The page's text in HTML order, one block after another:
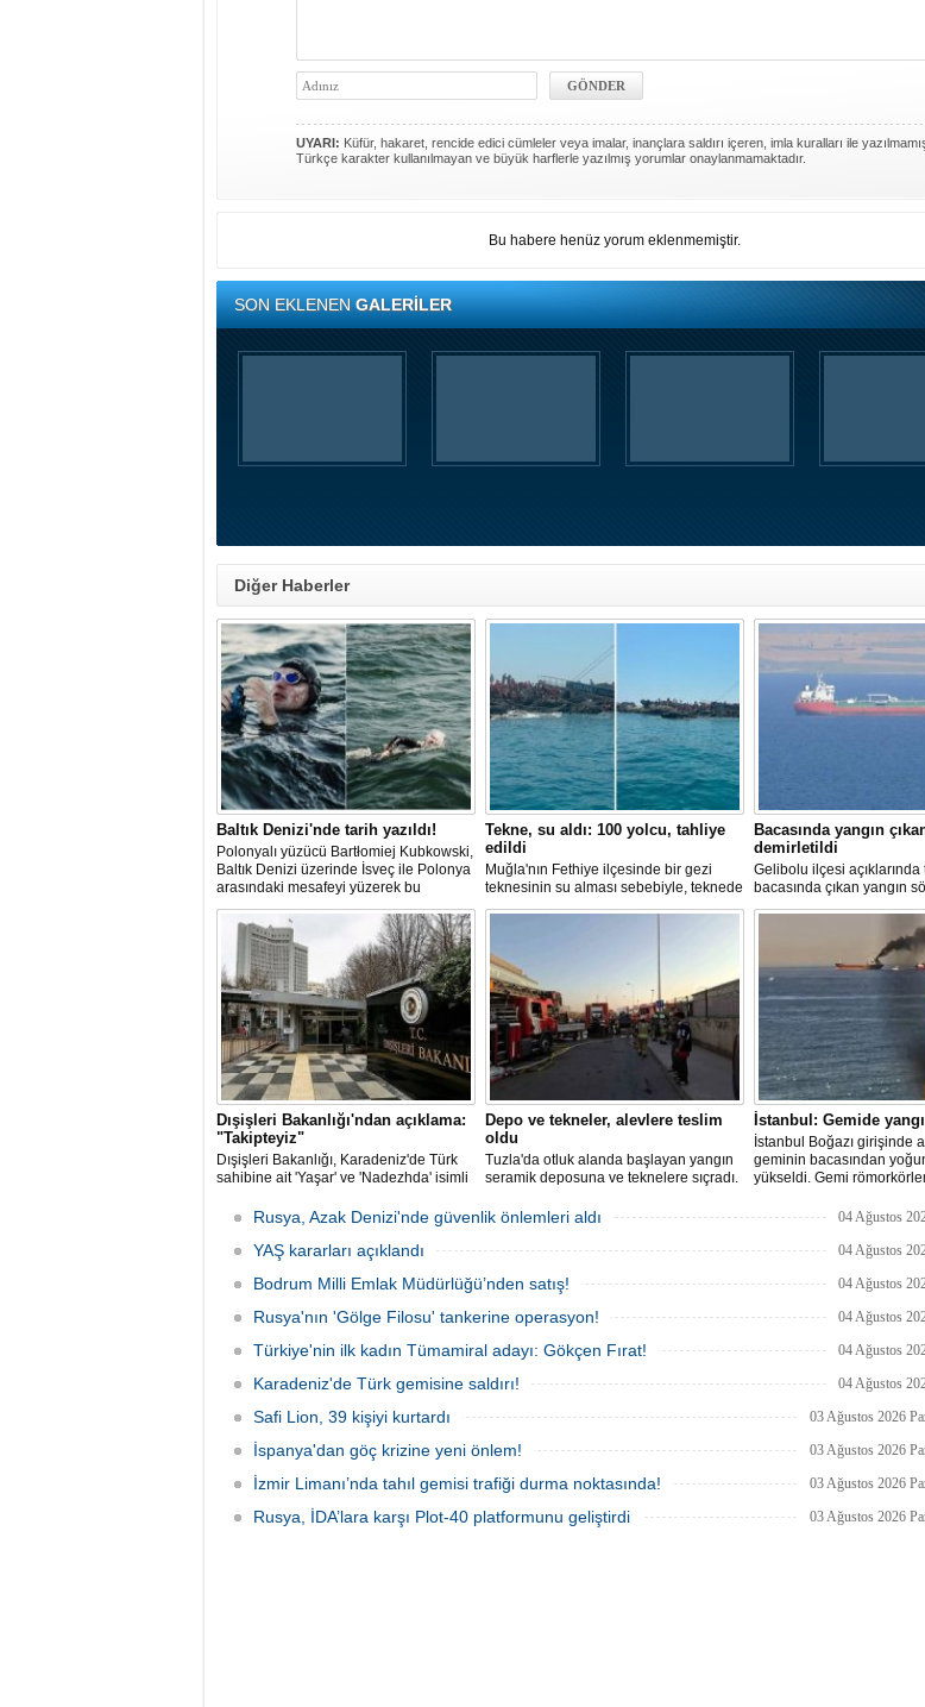
UYARI: Küfür, hakaret, rencide edici cümleler veya imalar, inançlara saldırı içeren, imla kuralları ile
Türkçe karakter kullanılmayan ve büyük harflerle yazılmış yorumlar onaylanmamaktadır.
Bu habere henüz yorum eklenmemiştir.
SON EKLENENGALERİLER
Diğer Haberler
Baltık Denizi'nde tarih yazıldı!
Polonyalı yüzücü Bartłomiej Kubkowski,
Baltık Denizi üzerinde İsveç ile Polonya
arasındaki mesafeyi yüzerek bu
başarının ilk örneği olarak tarihe geçti.
Tekne, su aldı: 100 yolcu, tahliye
edildi
Muğla'nın Fethiye ilçesinde bir gezi
teknesinin su alması sebebiyle, teknede
bulunan 100 yolcu tahliye edildi,
Bacasında yangın
demirletildi
Gelibolu ilçesi açıklarında
bacasında çıkan yangın
Tanker, ardından
Dışişleri Bakanlığı'ndan açıklama:
"Takipteyiz"
Dışişleri Bakanlığı, Karadeniz'de Türk
sahibine ait 'Yaşar' ve 'Nadezhda' isimli
araçlarıyla gerçekleştirilen saldırıda
yaralanan personelin sağlık durumu ve
güvenliğinin yakından takip edildiğini
Depo ve tekneler, alevlere teslim
oldu
Tuzla'da otluk alanda başlayan yangın
seramik deposuna ve teknelere sıçradı.
alevleri kontrol altına aldı.
İstanbul: Gemide
İstanbul Boğazı girişinde
geminin bacasından
yükseldi. Gemi
Rusya, Azak Denizi'nde güvenlik önlemleri aldı 04 Ağustos
YAŞ kararları açıklandı 04 Ağustos
Bodrum Milli Emlak Müdürlüğü’nden satış! 04 Ağustos
Rusya'nın 'Gölge Filosu' tankerine operasyon! 04 Ağustos
Türkiye'nin ilk kadın Tümamiral adayı: Gökçen Fırat! 04 Ağustos
Karadeniz'de Türk gemisine saldırı! 04 Ağustos
Safi Lion, 39 kişiyi kurtardı 03 Ağustos 2026
İspanya'dan göç krizine yeni önlem! 03 Ağustos 2026
İzmir Limanı’nda tahıl gemisi trafiği durma noktasında! 03 Ağustos 2026
Rusya, İDA’lara karşı Plot-40 platformunu geliştirdi 03 Ağustos 2026